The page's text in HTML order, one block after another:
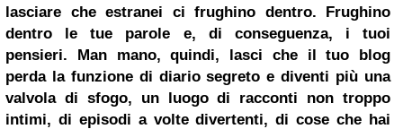
lasciare che estranei ci frughino dentro. Frughino
dentro le tue parole e, di conseguenza, i tuoi
pensieri. Man mano, quindi, lasci che il tuo blog
perda la funzione di diario segreto e diventi più una
valvola di sfogo, un luogo di racconti non troppo
intimi, di episodi a volte divertenti, di cose che hai